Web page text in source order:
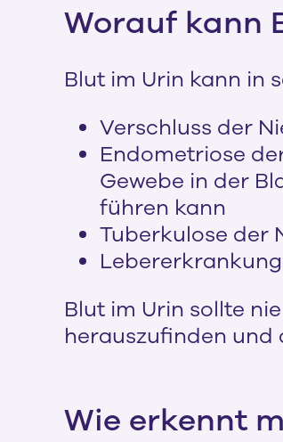
Worauf kann
Blut im Urin kann in
Verschluss der
Endometriose
Gewebe in der
führen kann
Tuberkulose der
Blut im Urin sollte
herauszufinden und
Wie erkennt